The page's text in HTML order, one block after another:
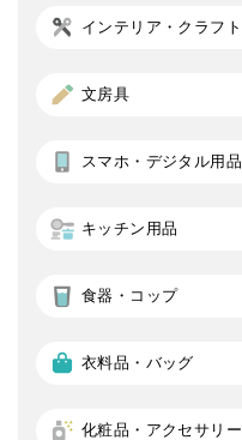
インテリア・クラフト
文房具
スマホ・デジタル用品
キッチン用品
食器・コップ
衣料品・バッグ
化粧品・アクセサリー